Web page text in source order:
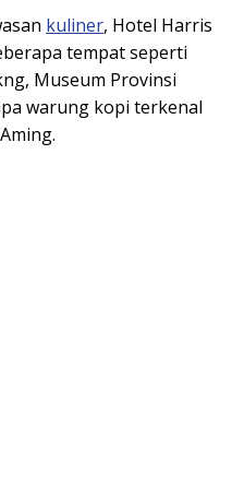
kuliner, Hotel Harris
tempat seperti
Museum Provinsi
warung kopi terkenal